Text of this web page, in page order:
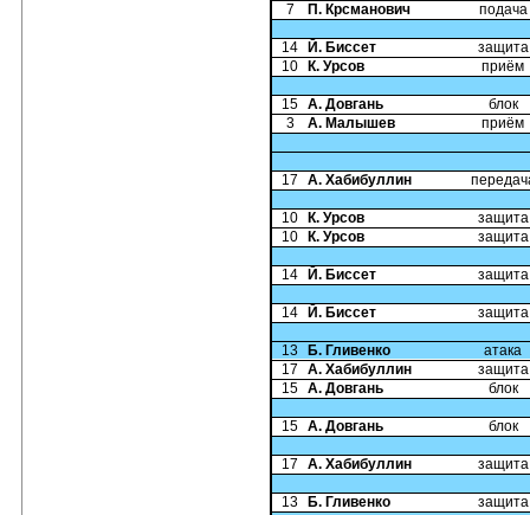
7 П. Крсманович подача
14 Й. Биссет
защита
10
К. Урсов приём
15 А. Довгань
блок
3
А. Малышев приём
17 А. Хабибуллин
10 К. Урсов
защита
10
К. Урсов защита
14 Й. Биссет защита
14 Й. Биссет защита
13 Б. Гливенко
атака
17
А. Хабибуллин
защита
15 А. Довгань блок
15 А. Довгань блок
17 А. Хабибуллин защита
13 Б. Гливенко защита